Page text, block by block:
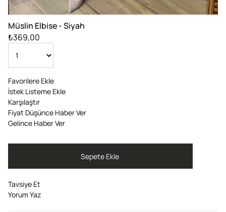
Müslin Elbise - Siyah
₺369,00
Favorilere Ekle
İstek Listeme Ekle
Karşılaştır
Fiyat Düşünce Haber Ver
Gelince Haber Ver
Tavsiye Et
Yorum Yaz